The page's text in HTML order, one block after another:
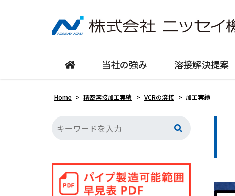
当社の強み 溶接解決提案
Home > 精密溶接加工実績 > VCRの溶接 > 加工実績